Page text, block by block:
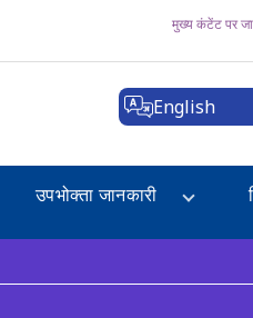
मुख्य कंटेंट पर
English
उपभोक्ता जानकारी